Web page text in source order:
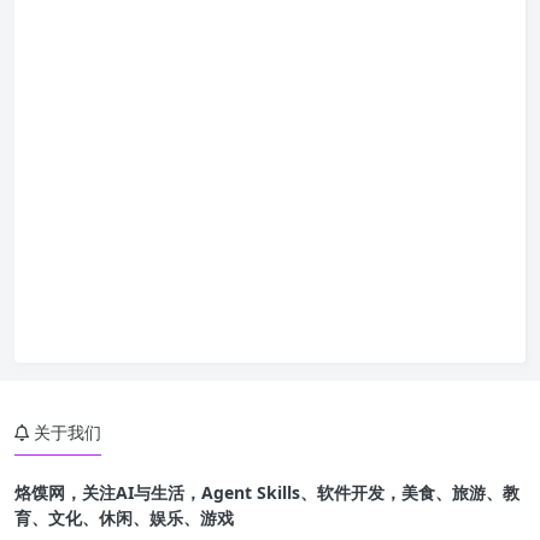
关于我们
烙馍网，关注AI与生活，Agent Skills、软件开发，美食、旅游、教
育、文化、休闲、娱乐、游戏